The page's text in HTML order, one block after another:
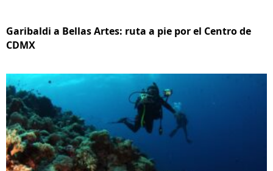
Garibaldi a Bellas Artes: ruta a pie por el Centro de
CDMX